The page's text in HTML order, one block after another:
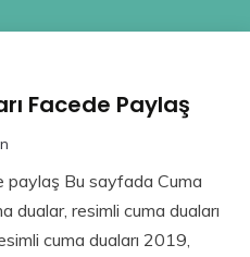
Facede Paylaş
paylaş Bu sayfada Cuma
dualar, resimli cuma duaları
cuma duaları 2019,